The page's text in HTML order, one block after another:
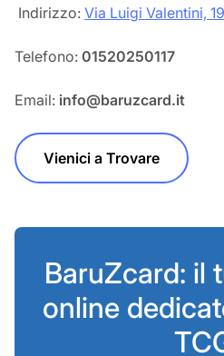
‎‎ Indirizzo: Via Luigi Valentini,
Telefono: 01520250117
Email: info@baruzcard.it
Vienici a Trovare
BaruZcard: il
online